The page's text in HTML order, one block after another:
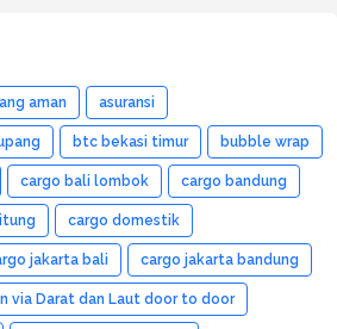
aman asuransi
btc bekasi timur bubble wrap
cargo bali lombok cargo bandung
cargo domestik
jakarta bali cargo jakarta bandung
via Darat dan Laut door to door